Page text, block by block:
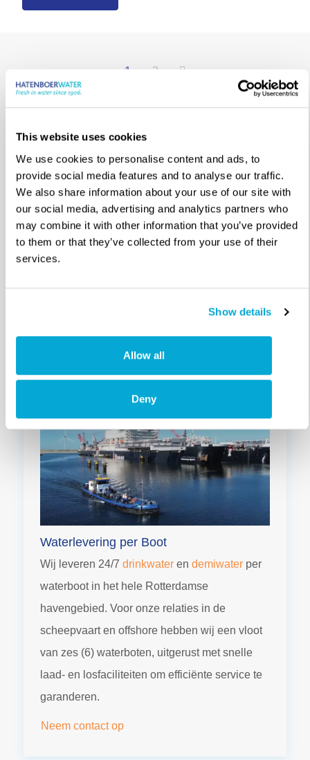
This website uses cookies
We use cookies to personalise content and ads, to
provide social media features and to analyse our traffic.
We also share information about your use of our site with
our social media, advertising and analytics partners who
may combine it with other information that you’ve provided
to them or that they’ve collected from your use of their
services.
Show details
Allow all
Deny
1 2
Hoe
kunnen
we je
E-mail ons
Waterlevering per Boot
Wij leveren 24/7 drinkwater en demiwater per
waterboot in het hele Rotterdamse
havengebied. Voor onze relaties in de
scheepvaart en offshore hebben wij een vloot
van zes (6) waterboten, uitgerust met snelle
laad- en losfaciliteiten om efficiënte service te
garanderen.
Neem contact op